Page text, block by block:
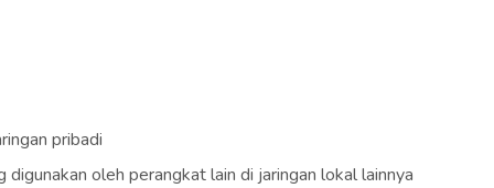
pribadi
oleh perangkat lain di jaringan lokal lainnya